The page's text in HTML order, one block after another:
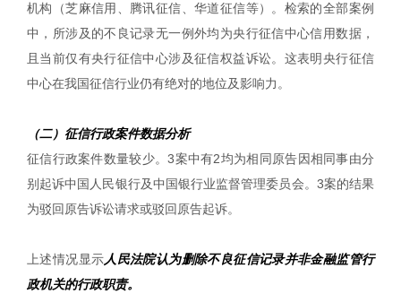
机构（芝麻信用、腾讯征信、华道征信等）。检索的全部案例
中，所涉及的不良记录无一例外均为央行征信中心信用数据，
且当前仅有央行征信中心涉及征信权益诉讼。这表明央行征信
中心在我国征信行业仍有绝对的地位及影响力。
（二）征信行政案件数据分析
征信行政案件数量较少。3案中有2均为相同原告因相同事由分
别起诉中国人民银行及中国银行业监督管理委员会。3案的结果
为驳回原告诉讼请求或驳回原告起诉。
上述情况显示人民法院认为删除不良征信记录并非金融监管行
政机关的行政职责。